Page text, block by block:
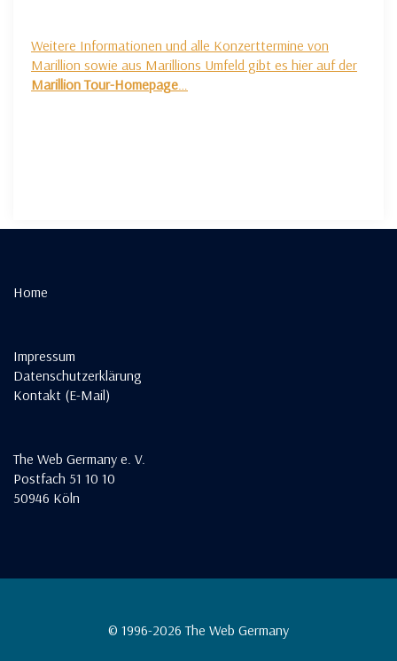
Weitere Informationen und alle Konzerttermine von
Marillion sowie aus Marillions Umfeld gibt es hier auf der
Marillion Tour-Homepage…
Home
Impressum
Datenschutzerklärung
Kontakt (E-Mail)
The Web Germany e. V.
Postfach 51 10 10
50946 Köln
© 1996-2026 The Web Germany